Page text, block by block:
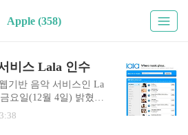
Apple (358)
비스 Lala 인수
기반 음악 서비스인 La
요일(12월 4일) 밝혔
련된 목적이나 앞으로